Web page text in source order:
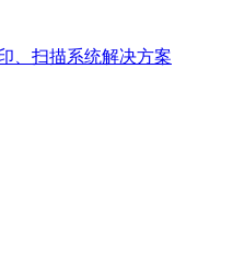
、扫描系统解决方案